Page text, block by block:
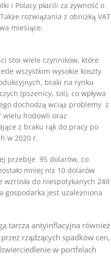
i Polacy płacili za żywność o
rozwiązania z obniżką VAT
miesiące.
stoi wiele czynników, które
wszystkim wysokie koszty
braki na rynku
(pszenicy, soi), co wpływa
dochodzą wciąż problemy z
wielu hodowli oraz
z braku rąk do pracy po
w 2020 r.
przebije 95 dolarów, co
mniej niż 10 dolarów
do niespotykanych 240
gospodarka jest uzależniona
tarcza antyinflacyjna również
rządzących spadków cen,
w portfelach